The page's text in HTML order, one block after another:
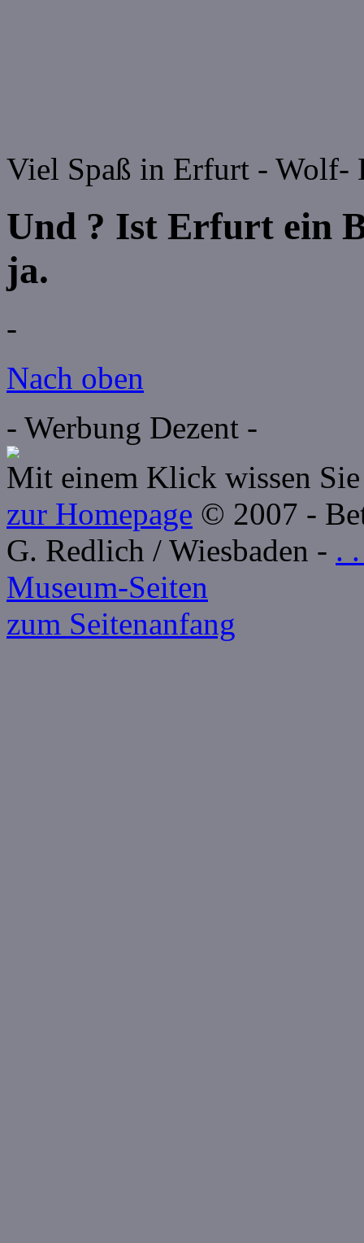
Viel Spaß in Erfurt - Wolf-
Und ? Ist Erfurt ein
ja.
-
Nach oben
- Werbung Dezent -
Mit einem Klick wissen
zur Homepage © 2007 -
G. Redlich / Wiesbaden - .
Museum-Seiten
zum Seitenanfang